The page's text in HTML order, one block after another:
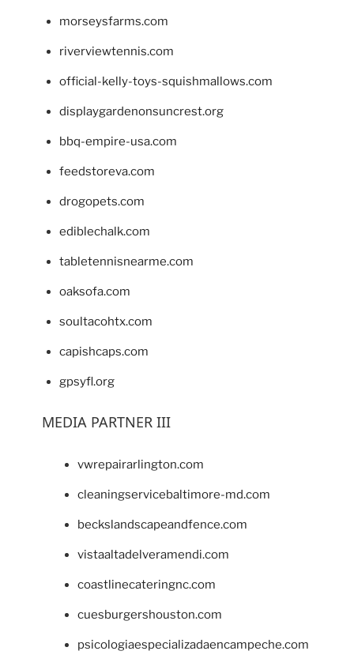
morseysfarms.com
riverviewtennis.com
official-kelly-toys-squishmallows.com
displaygardenonsuncrest.org
bbq-empire-usa.com
feedstoreva.com
drogopets.com
ediblechalk.com
tabletennisnearme.com
oaksofa.com
soultacohtx.com
capishcaps.com
gpsyfl.org
MEDIA PARTNER III
vwrepairarlington.com
cleaningservicebaltimore-md.com
beckslandscapeandfence.com
vistaaltadelveramendi.com
coastlinecateringnc.com
cuesburgershouston.com
psicologiaespecializadaencampeche.com